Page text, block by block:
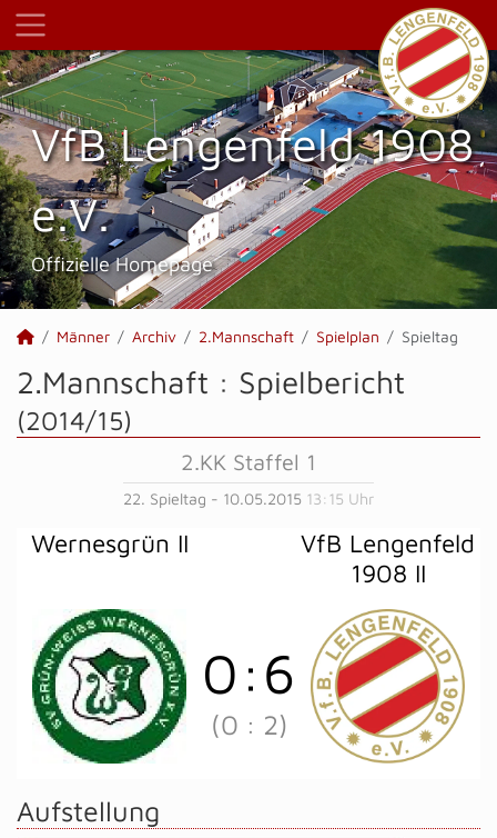
VfB Lengenfeld 1908
e.V.
Offizielle Homepage
Männer Archiv 2.Mannschaft Spielplan Spieltag
2.Mannschaft : Spielbericht
(2014/15)
2.KK Staffel 1
22. Spieltag - 10.05.2015 13:15 Uhr
Wernesgrün II
VfB Lengenfeld
1908 II
0 : 6
(0 : 2)
Aufstellung